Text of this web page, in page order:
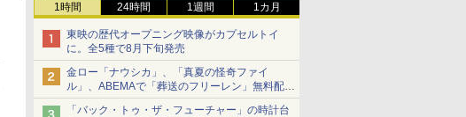
1時間 24時間 1週間 1カ月
東映の歴代オープニング映像がカプセルトイ
に。全5種で8月下旬発売
金ロー「ナウシカ」、「真夏の怪奇ファイ
ル」、ABEMAで「葬送のフリーレン」無料配信
など。夏の特番・配信情報
「バック・トゥ・ザ・フューチャー」の時計台